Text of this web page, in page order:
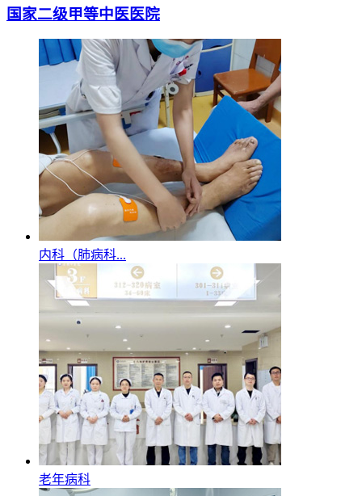
国家二级甲等中医医院
内科（肺病科...
老年病科